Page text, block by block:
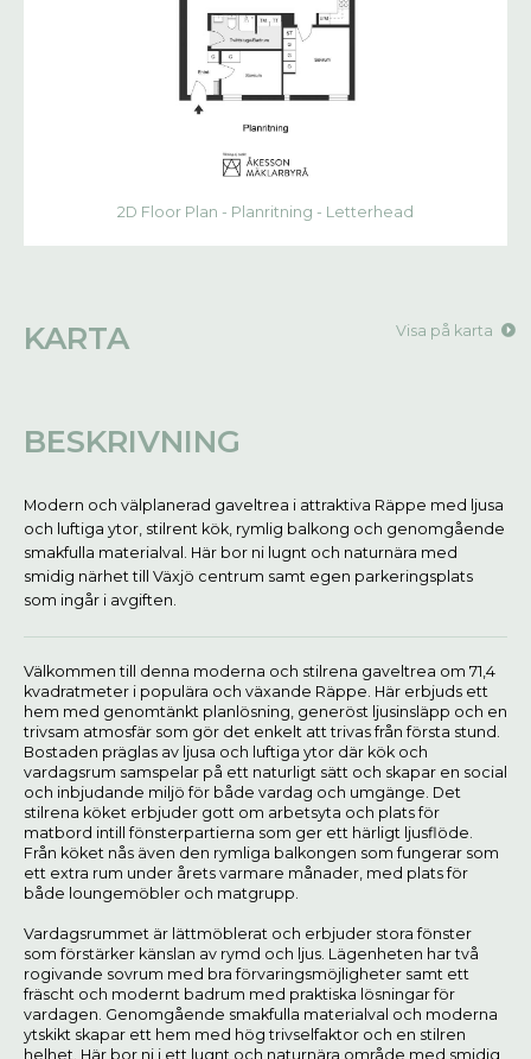
2D Floor Plan - Planritning - Letterhead
KARTA Visa på karta
BESKRIVNING
Modern och välplanerad gaveltrea i attraktiva Räppe med ljusa
och luftiga ytor, stilrent kök, rymlig balkong och genomgående
smakfulla materialval. Här bor ni lugnt och naturnära med
smidig närhet till Växjö centrum samt egen parkeringsplats
som ingår i avgiften.
Välkommen till denna moderna och stilrena gaveltrea om 71,4
kvadratmeter i populära och växande Räppe. Här erbjuds ett
hem med genomtänkt planlösning, generöst ljusinsläpp och en
trivsam atmosfär som gör det enkelt att trivas från första stund.
Bostaden präglas av ljusa och luftiga ytor där kök och
vardagsrum samspelar på ett naturligt sätt och skapar en social
och inbjudande miljö för både vardag och umgänge. Det
stilrena köket erbjuder gott om arbetsyta och plats för
matbord intill fönsterpartierna som ger ett härligt ljusflöde.
Från köket nås även den rymliga balkongen som fungerar som
ett extra rum under årets varmare månader, med plats för
både loungemöbler och matgrupp.
Vardagsrummet är lättmöblerat och erbjuder stora fönster
som förstärker känslan av rymd och ljus. Lägenheten har två
rogivande sovrum med bra förvaringsmöjligheter samt ett
fräscht och modernt badrum med praktiska lösningar för
vardagen. Genomgående smakfulla materialval och moderna
ytskikt skapar ett hem med hög trivselfaktor och en stilren
helhet. Här bor ni i ett lugnt och naturnära område med smidig